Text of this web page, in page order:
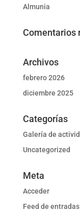
Almunia
Comentarios
Archivos
febrero 2026
diciembre 2025
Categorías
Galería de
Uncategorized
Meta
Acceder
Feed de entradas